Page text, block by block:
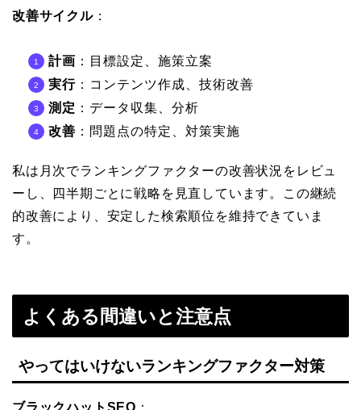
改善サイクル：
計画 ：目標設定、施策立案
実行 ：コンテンツ作成、技術改善
測定 ：データ収集、分析
改善 ：問題点の特定、対策実施
私は月次でランキングファクターの改善状況をレビュ
ーし、四半期ごとに戦略を見直しています。この継続
的改善により、安定した検索順位を維持できていま
す。
よくある間違いと注意点
やってはいけないランキングファクター対策
ブラックハットSEO ：